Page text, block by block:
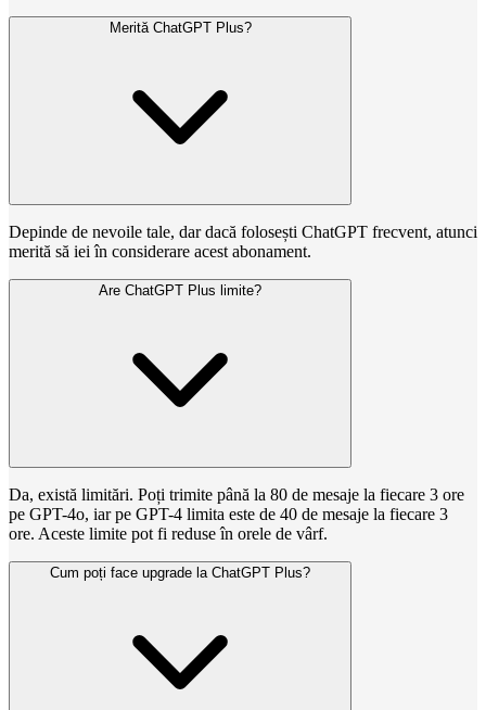
Merită ChatGPT Plus?
Depinde de nevoile tale, dar dacă folosești ChatGPT frecvent, atunci
merită să iei în considerare acest abonament.
Are ChatGPT Plus limite?
Da, există limitări. Poți trimite până la 80 de mesaje la fiecare 3 ore
pe GPT-4o, iar pe GPT-4 limita este de 40 de mesaje la fiecare 3
ore. Aceste limite pot fi reduse în orele de vârf.
Cum poți face upgrade la ChatGPT Plus?